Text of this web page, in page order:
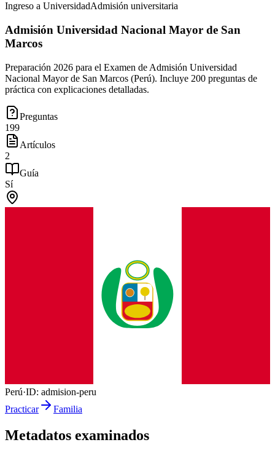
Ingreso a UniversidadAdmisión universitaria
Admisión Universidad Nacional Mayor de San
Marcos
Preparación 2026 para el Examen de Admisión Universidad
Nacional Mayor de San Marcos (Perú). Incluye 200 preguntas de
práctica con explicaciones detalladas.
Preguntas
199
Artículos
2
Guía
Sí
Perú·ID: admision-peru
Practicar
Familia
Metadatos examinados